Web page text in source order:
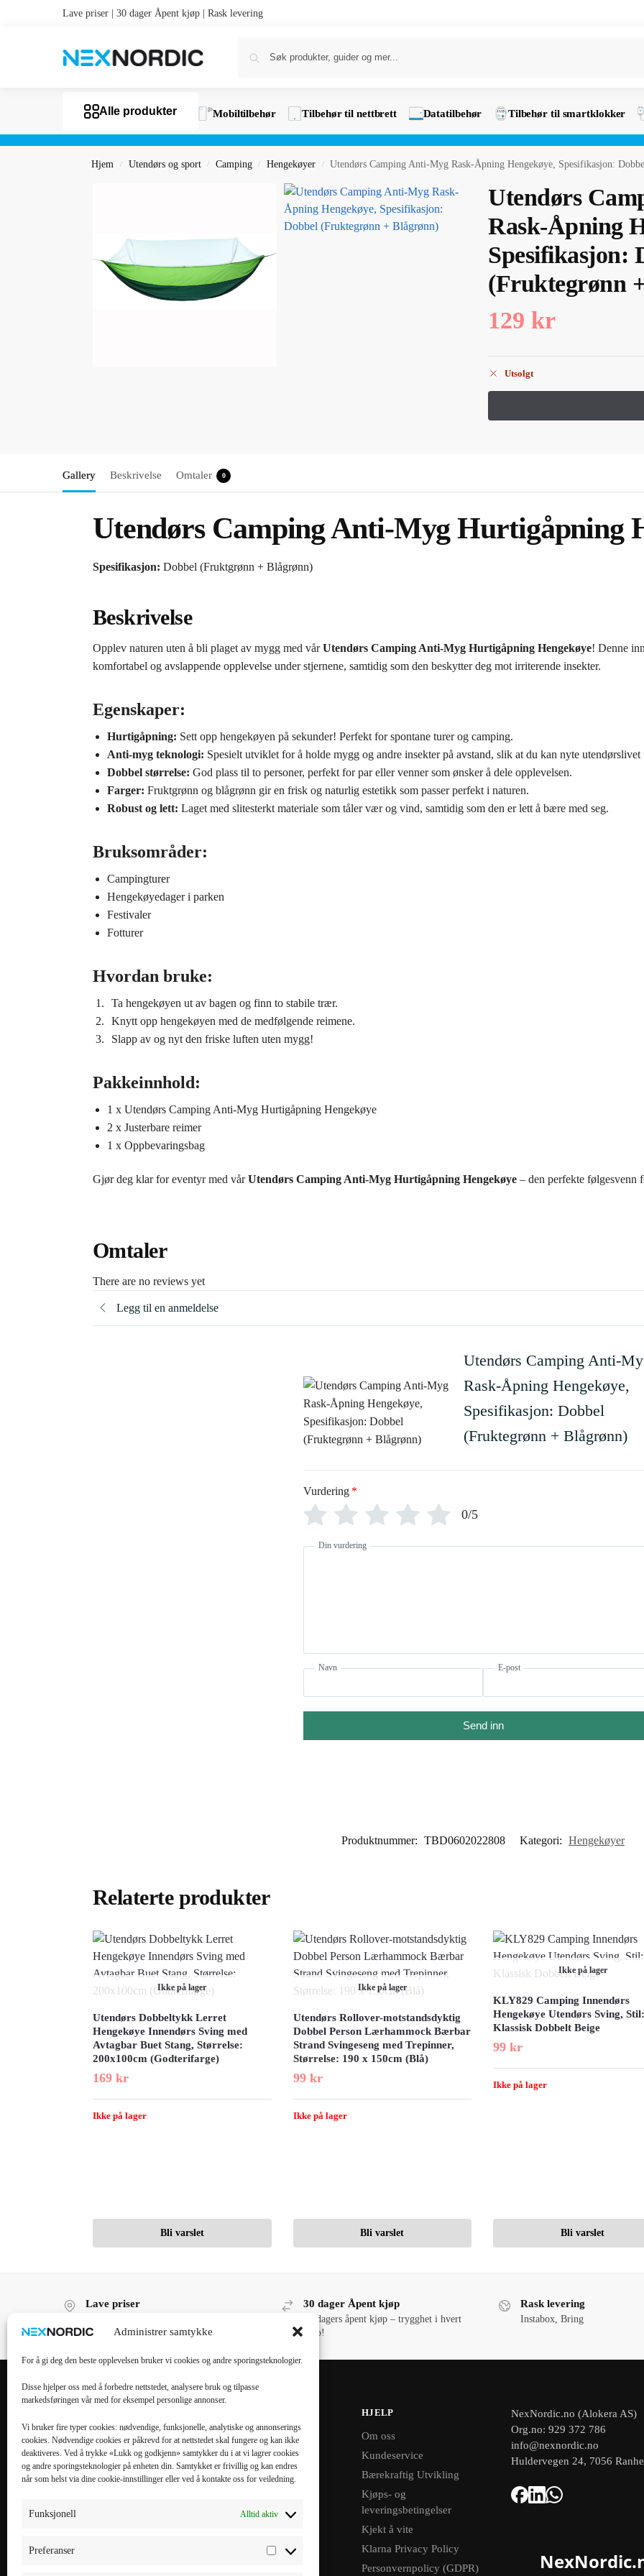
Administrer samtykke
For å gi deg den beste opplevelsen bruker vi cookies og andre sporingsteknologier.
Disse hjelper oss med å forbedre nettstedet, analysere bruk og tilpasse
markedsføringen vår med for eksempel personlige annonser.
Vi bruker fire typer cookies: nødvendige, funksjonelle, analytiske og annonserings
cookies. Nødvendige cookies er påkrevd for at nettstedet skal fungere og kan ikke
deaktiveres. Ved å trykke «Lukk og godkjenn» samtykker du i at vi lagrer cookies
og andre sporingsteknologier på enheten din. Samtykket er frivillig og kan endres
når som helst via dine cookie-innstillinger eller ved å kontakte oss for veiledning.
Funksjonell Alltid aktiv
Preferanser
Lave priser | 30 dager Åpent kjøp | Rask levering
Alle produkter Mobiltilbehør Tilbehør til nettbrett Datatilbehør Tilbehør til smartklokker
Hjem / Utendørs og sport / Camping / Hengekøyer / Utendørs Camping Anti-Myg Rask-Åpning Hengekøye, Spesifikasjon:
Utendørs
Rask-Åpning
Spesifikasjon:
(Fruktegrønn
129 kr
Utsolgt
Gallery Beskrivelse Omtaler 0
Utendørs Camping Anti-Myg Hurtigåpning
Spesifikasjon: Dobbel (Fruktgrønn + Blågrønn)
Beskrivelse
Opplev naturen uten å bli plaget av mygg med vårUtendørs Camping Anti-Myg Hurtigåpning Hengekøye! Denne
komfortabel og avslappende opplevelse under stjernene, samtidig som den beskytter deg mot irriterende insekter.
Egenskaper:
Hurtigåpning: Sett opp hengekøyen på sekunder! Perfekt for spontane turer og camping.
Anti-myg teknologi: Spesielt utviklet for å holde mygg og andre insekter på avstand, slik at du kan nyte
Dobbel størrelse: God plass til to personer, perfekt for par eller venner som ønsker å dele opplevelsen.
Farger: Fruktgrønn og blågrønn gir en frisk og naturlig estetikk som passer perfekt i naturen.
Robust og lett: Laget med slitesterkt materiale som tåler vær og vind, samtidig som den er lett å bære med seg.
Bruksområder:
Campingturer
Hengekøyedager i parken
Festivaler
Fotturer
Hvordan bruke:
Ta hengekøyen ut av bagen og finn to stabile trær.
Knytt opp hengekøyen med de medfølgende reimene.
Slapp av og nyt den friske luften uten mygg!
Pakkeinnhold:
1 x Utendørs Camping Anti-Myg Hurtigåpning Hengekøye
2 x Justerbare reimer
1 x Oppbevaringsbag
Gjør deg klar for eventyr med vårUtendørs Camping Anti-Myg Hurtigåpning Hengekøye– den perfekte følgesvenn
Omtaler
There are no reviews yet
Legg til en anmeldelse
Utendørs Camping Anti-
Rask-Åpning Hengekøye,
Spesifikasjon: Dobbel
(Fruktegrønn + Blågrønn)
Vurdering *
0/5
Din vurdering
Navn E-post
Send inn
Produktnummer: TBD0602022808 Kategori: Hengekøyer
Relaterte produkter
Ikke på lager
Utendørs Dobbeltykk Lerret
Hengekøye Innendørs Sving med
Avtagbar Buet Stang, Størrelse:
200x100cm (Godterifarge)
169 kr
Ikke på lager
Bli varslet
Ikke på lager
Utendørs Rollover-motstandsdyktig
Dobbel Person Lærhammock Bærbar
Strand Svingeseng med Trepinner,
Størrelse: 190 x 150cm (Blå)
99 kr
Ikke på lager
Bli varslet
Ikke på lager
KLY829 Camping Innendørs
Hengekøye Utendørs Sving,
Klassisk Dobbelt Beige
99kr
Ikke på lager
Bli varslet
Lave priser 30 dager Åpent kjøp
30 dagers åpent kjøp – trygghet i hvert
kjøp!
Rask levering
Instabox, Bring
KATEGORIER
Mobiltilbehør
Tilbehør til nettbrett
Kabler & Ladere
MOBILTILBEHØR
iPhone 16 Pro Max
iPhone 16 Pro
Galaxy S25 Plus
HJELP
Om oss
Kundeservice
Bærekraftig Utvikling
Kjøps- og
leveringsbetingelser
Kjekt å vite
Klarna Privacy Policy
Personvernpolicy (GDPR)
NexNordic.no (Alokera AS)
Org.no: 929 372 786
info@nexnordic.no
Huldervegen 24, 7056